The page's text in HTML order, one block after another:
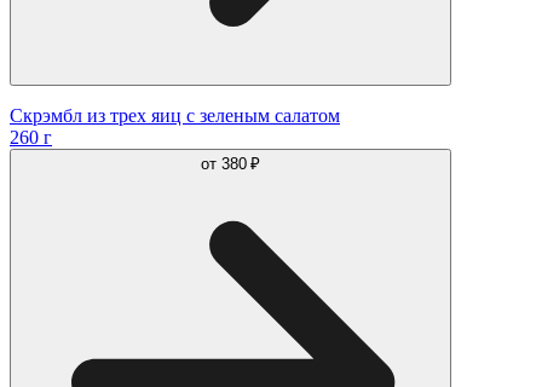
Скрэмбл из трех яиц с зеленым салатом
260 г
от 380 ₽